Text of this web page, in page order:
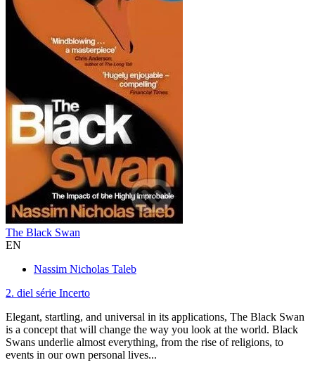
The Black Swan
EN
Nassim Nicholas Taleb
2. diel série Incerto
Elegant, startling, and universal in its applications, The Black Swan
is a concept that will change the way you look at the world. Black
Swans underlie almost everything, from the rise of religions, to
events in our own personal lives...